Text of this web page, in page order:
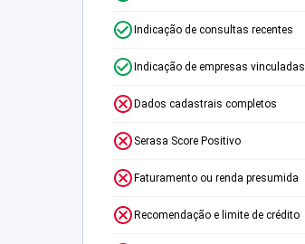
Indicação de consultas recentes
Indicação de empresas vinculadas
Dados cadastrais completos
Serasa Score Positivo
Faturamento ou renda presumida
Recomendação e limite de crédito